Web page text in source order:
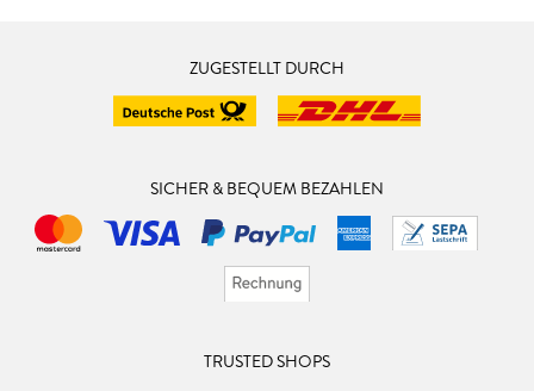
ZUGESTELLT DURCH
SICHER & BEQUEM BEZAHLEN
TRUSTED SHOPS